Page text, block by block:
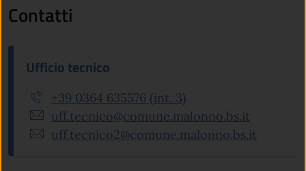
Contatti
Ufficio tecnico
+39 0364 635576 (int. 3)
uff.tecnico@comune.malonno.bs.it
uff.tecnico2@comune.malonno.bs.it